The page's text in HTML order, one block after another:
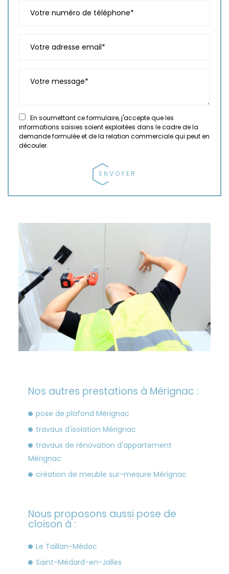
En soumettant ce formulaire, j'accepte que les
informations saisies soient exploitées dans le cadre de la
demande formulée et de la relation commerciale qui peut en
découler.
Nos autres prestations à Mérignac :
pose de plafond Mérignac
travaux d'isolation Mérignac
travaux de rénovation d'appartement
Mérignac
création de meuble sur-mesure Mérignac
Nous proposons aussi pose de
cloison à :
Le Taillan-Médoc
Saint-Médard-en-Jalles